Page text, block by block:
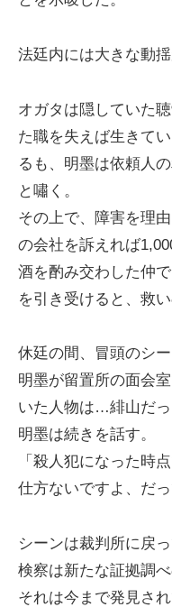
法廷内には大きな動
オガタは隠していた
た職を失えば生きて
るも、明墨は依頼人
と嘯く。
その上で、障害を理
の会社を訴えれば
酒を酌み交わした仲
を引き受けると、救
休廷の間、冒頭のシー
明墨が留置所の面会
いた人物は…緋山だっ
明墨は続きを話す。
「殺人犯になった時
仕方ないですよ、だ
シーンは裁判所に戻っ
検察は新たな証拠調べ
それは今まで発見さ